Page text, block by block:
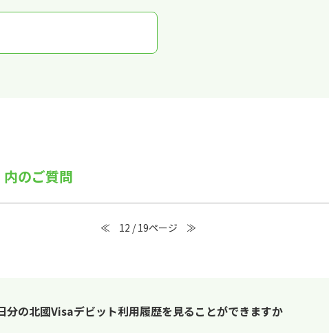
内のご質問
≪ 12 / 19ページ ≫
分の北國Visaデビット利用履歴を見ることができますか